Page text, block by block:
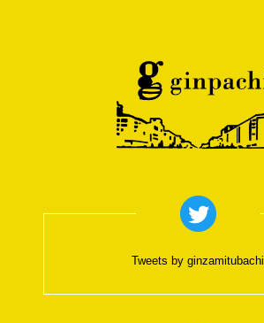
Tweets by ginzamitubachi